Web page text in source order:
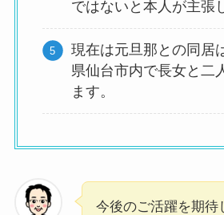
ではないと本人が主張
現在は元旦那との同居
県仙台市内で長女と二
ます。
今後のご活躍を期待